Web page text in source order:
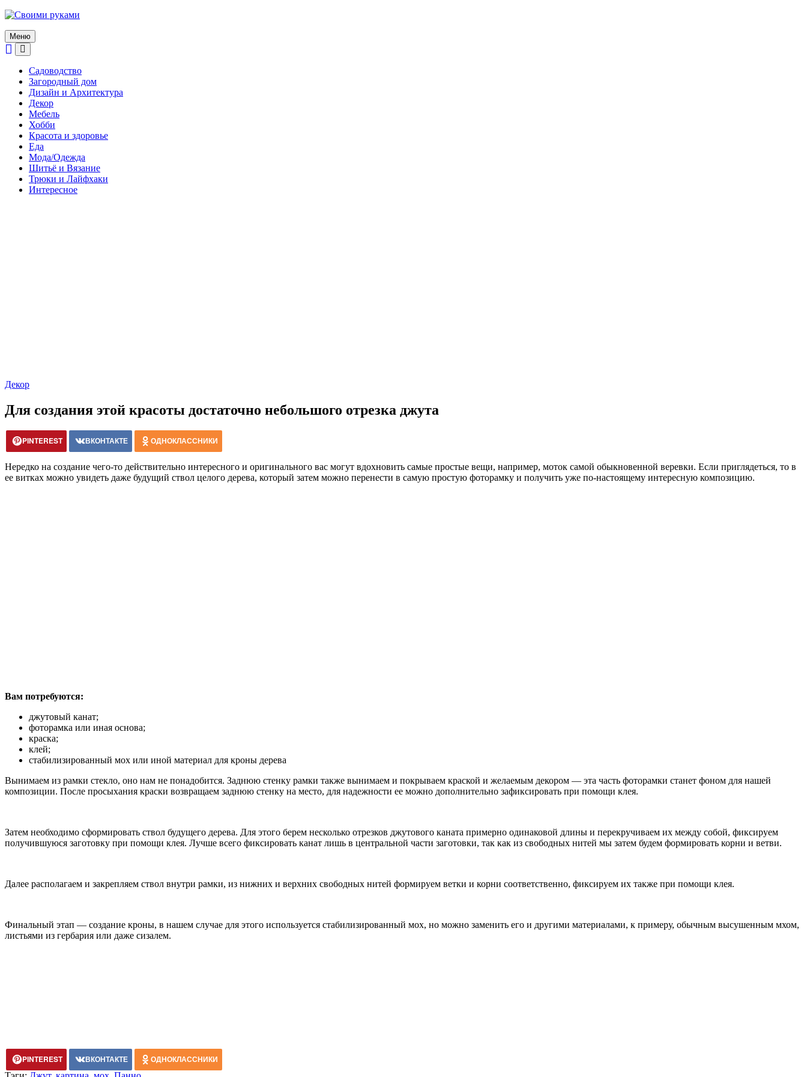
Skip
content
Меню
Садоводство
Загородный дом
Дизайн и Архитектура
Декор
Мебель
Хобби
Красота и здоровье
Еда
Мода/Одежда
Шитьё и Вязание
Трюки и Лайфхаки
Интересное
Декор
Для создания этой красоты достаточно небольшого отрезка джута
PINTEREST ВКОНТАКТЕ ОДНОКЛАССНИКИ
Нередко на создание чего-то действительно интересного и оригинального вас могут вдохновить самые простые вещи, например, моток самой обыкновенной веревки. Если приглядеться, то в
ее витках можно увидеть даже будущий ствол целого дерева, который затем можно перенести в самую простую фоторамку и получить уже по-настоящему интересную композицию.
Вам потребуются:
джутовый канат;
фоторамка или иная основа;
краска;
клей;
стабилизированный мох или иной материал для кроны дерева
Вынимаем из рамки стекло, оно нам не понадобится. Заднюю стенку рамки также вынимаем и покрываем краской и желаемым декором — эта часть фоторамки станет фоном для нашей
композиции. После просыхания краски возвращаем заднюю стенку на место, для надежности ее можно дополнительно зафиксировать при помощи клея.
Затем необходимо сформировать ствол будущего дерева. Для этого берем несколько отрезков джутового каната примерно одинаковой длины и перекручиваем их между собой, фиксируем
получившуюся заготовку при помощи клея. Лучше всего фиксировать канат лишь в центральной части заготовки, так как из свободных нитей мы затем будем формировать корни и ветви.
Далее располагаем и закрепляем ствол внутри рамки, из нижних и верхних свободных нитей формируем ветки и корни соответственно, фиксируем их также при помощи клея.
Финальный этап — создание кроны, в нашем случае для этого используется стабилизированный мох, но можно заменить его и другими материалами, к примеру, обычным высушенным мхом,
листьями из гербария или даже сизалем.
PINTEREST ВКОНТАКТЕ ОДНОКЛАССНИКИ